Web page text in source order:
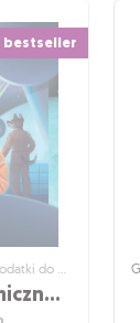
i zdobądź
)
bestseller
MLEM: Agencja kosmiczna - BLEP - Kosmiczni pionierzy